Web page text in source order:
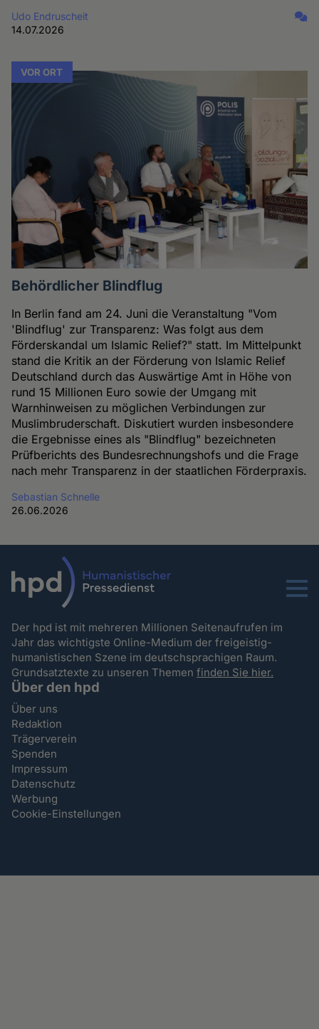
Udo Endruscheit
14.07.2026
VOR ORT
Behördlicher Blindflug
In Berlin fand am 24. Juni die Veranstaltung "Vom
'Blindflug' zur Transparenz: Was folgt aus dem
Förderskandal um Islamic Relief?" statt. Im Mittelpunkt
stand die Kritik an der Förderung von Islamic Relief
Deutschland durch das Auswärtige Amt in Höhe von
rund 15 Millionen Euro sowie der Umgang mit
Warnhinweisen zu möglichen Verbindungen zur
Muslimbruderschaft. Diskutiert wurden insbesondere
die Ergebnisse eines als "Blindflug" bezeichneten
Prüfberichts des Bundesrechnungshofs und die Frage
nach mehr Transparenz in der staatlichen Förderpraxis.
Sebastian Schnelle
26.06.2026
Menu
Der hpd ist mit mehreren Millionen Seitenaufrufen im
Jahr das wichtigste Online-Medium der freigeistig-
humanistischen Szene im deutschsprachigen Raum.
Grundsatztexte zu unseren Themenfinden Sie hier.
Über den hpd
Über uns
Redaktion
Trägerverein
Spenden
Impressum
Datenschutz
Werbung
Cookie-Einstellungen